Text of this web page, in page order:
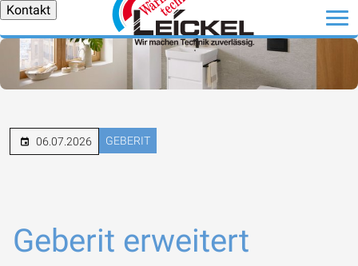
Kontakt
06.07.2026 GEBERIT
Geberit erweitert